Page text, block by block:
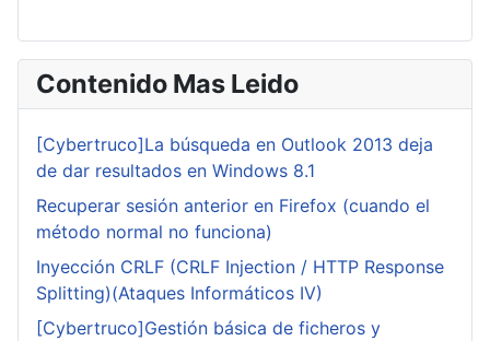
Contenido Mas Leido
[Cybertruco]La búsqueda en Outlook 2013 deja
de dar resultados en Windows 8.1
Recuperar sesión anterior en Firefox (cuando el
método normal no funciona)
Inyección CRLF (CRLF Injection / HTTP Response
Splitting)(Ataques Informáticos IV)
[Cybertruco]Gestión básica de ficheros y